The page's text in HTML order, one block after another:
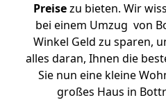
Preisezu bieten. Wir
bei einem Umzug von
Winkel Geld zu sparen,
alles daran, Ihnen die
Sie nun eine kleine
großes Haus in